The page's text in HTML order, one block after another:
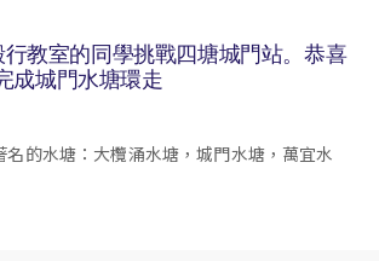
教室的同學挑戰四塘城門站。恭喜
成城門水塘環走
名的水塘：大欖涌水塘，城門水塘，萬宜水